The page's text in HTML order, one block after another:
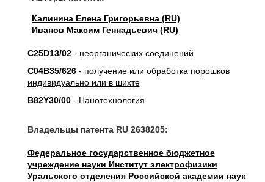
Калинина Елена Григорьевна (RU)
Иванов Максим Геннадьевич (RU)
C25D13/02- неорганических соединений
C04B35/626- получение или обработка порошков
индивидуально или в шихте
B82Y30/00- Нанотехнология
Владельцы патента RU 2638205:
Федеральное государственное бюджетное
учреждение науки Институт электрофизики
Уральского отделения Российской академии наук